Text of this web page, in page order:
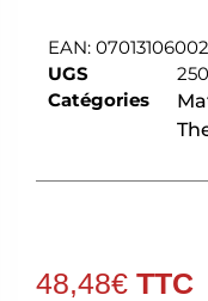
EAN:
UGS
Catégories
48,48€